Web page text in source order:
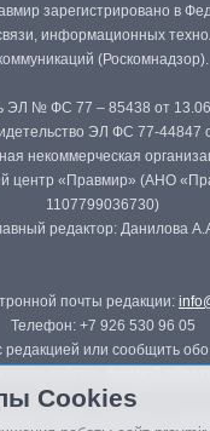
зарегистрировано в
информационных
(Роскомнадзор).
ЭЛ № ФС 77 – 85438 от
ЭЛ ФС 77-44847
некоммерческая
центр «Правмир» (АНО
1107799036730)
редактор: Данилова
почты редакции:
Телефон: +7 926 530 96 05
редакцией или сообщить
сайта в печатных
Cookies